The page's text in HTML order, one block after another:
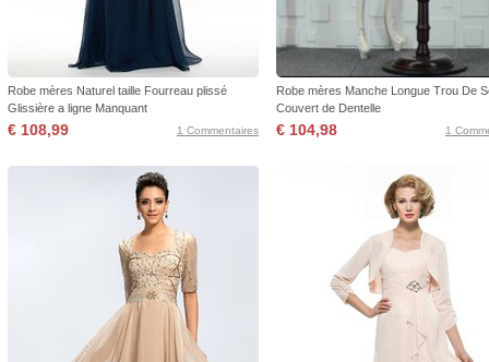
Robe mères Naturel taille Fourreau plissé
Glissière a ligne Manquant
€ 108,99 1 Commentaires
Robe mères Manche Longue Trou De
Couvert de Dentelle
€ 104,98 1